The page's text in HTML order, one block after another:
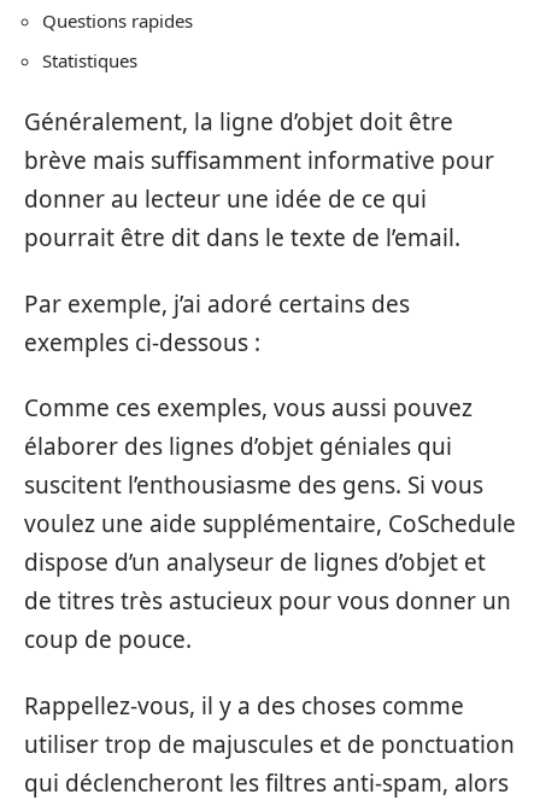
Questions rapides
Statistiques
Généralement, la ligne d’objet doit être
brève mais suffisamment informative pour
donner au lecteur une idée de ce qui
pourrait être dit dans le texte de l’email.
Par exemple, j’ai adoré certains des
exemples ci-dessous :
Comme ces exemples, vous aussi pouvez
élaborer des lignes d’objet géniales qui
suscitent l’enthousiasme des gens. Si vous
voulez une aide supplémentaire, CoSchedule
dispose d’un analyseur de lignes d’objet et
de titres très astucieux pour vous donner un
coup de pouce.
Rappellez-vous, il y a des choses comme
utiliser trop de majuscules et de ponctuation
qui déclencheront les filtres anti-spam, alors